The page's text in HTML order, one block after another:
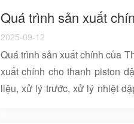
năng chống mài mòn của bề
sự gi...
2025-09-12
Quá trình sản xuất chính của
xuất chính cho thanh piston
liệu, xử lý trước, xử lý nhiệt